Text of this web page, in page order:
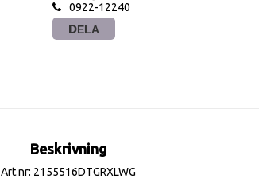
0922-12240
DELA
Beskrivning
Art.nr: 2155516DTGRXLWG